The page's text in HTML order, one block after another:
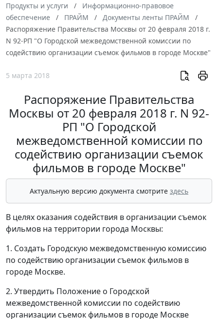
Продукты и услуги
Информационно-правовое
обеспечение
ПРАЙМ
Документы ленты ПРАЙМ
Распоряжение Правительства Москвы от 20 февраля 2018 г.
N 92-РП "О Городской межведомственной комиссии по
содействию организации съемок фильмов в городе Москве"
5 марта 2018
Распоряжение Правительства
Москвы от 20 февраля 2018 г. N 92-
РП "О Городской
межведомственной комиссии по
содействию организации съемок
фильмов в городе Москве"
Актуальную версию документа смотрите здесь
В целях оказания содействия в организации съемок
фильмов на территории города Москвы:
1. Создать Городскую межведомственную комиссию
по содействию организации съемок фильмов в
городе Москве.
2. Утвердить Положение о Городской
межведомственной комиссии по содействию
организации съемок фильмов в городе Москве